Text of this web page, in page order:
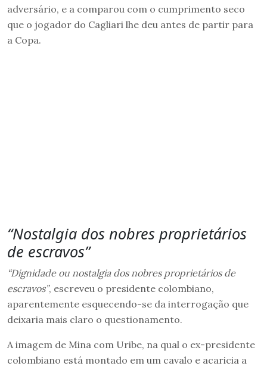
adversário, e a comparou com o cumprimento seco
que o jogador do Cagliari lhe deu antes de partir para
a Copa.
“Nostalgia dos nobres proprietários
de escravos”
“Dignidade ou nostalgia dos nobres proprietários de
escravos”, escreveu o presidente colombiano,
aparentemente esquecendo-se da interrogação que
deixaria mais claro o questionamento.
A imagem de Mina com Uribe, na qual o ex-presidente
colombiano está montado em um cavalo e acaricia a